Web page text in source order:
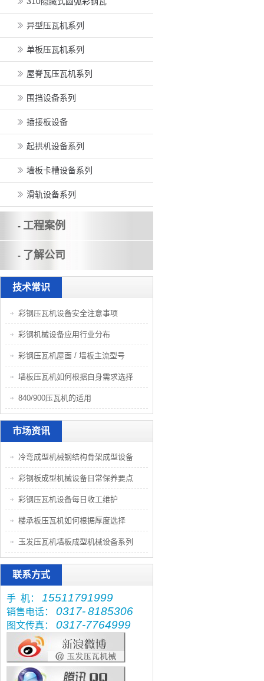
异型压瓦机系列
单板压瓦机系列
屋脊瓦压瓦机系列
围挡设备系列
插接板设备
起拱机设备系列
墙板卡槽设备系列
滑轨设备系列
- 工程案例
- 了解公司
技术常识
彩钢压瓦机设备安全注意事项
彩钢机械设备应用行业分布
彩钢压瓦机屋面 / 墙板主流型号
墙板压瓦机如何根据自身需求选择
840/900压瓦机的适用
市场资讯
冷弯成型机械钢结构骨架成型设备
彩钢板成型机械设备日常保养要点
彩钢压瓦机设备每日收工维护
楼承板压瓦机如何根据厚度选择
玉发压瓦机墙板成型机械设备系列
联系方式
手 机： 15511791999
销售电话： 0317-8185306
图文传真： 0317-7764999